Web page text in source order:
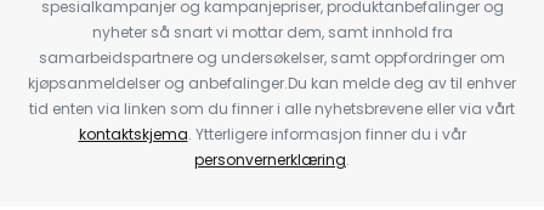
spesialkampanjer og kampanjepriser, produktanbefalinger og
nyheter så snart vi mottar dem, samt innhold fra
samarbeidspartnere og undersøkelser, samt oppfordringer om
kjøpsanmeldelser og anbefalinger.Du kan melde deg av til enhver
tid enten via linken som du finner i alle nyhetsbrevene eller via vårt
kontaktskjema. Ytterligere informasjon finner du i vår
personvernerklæring.